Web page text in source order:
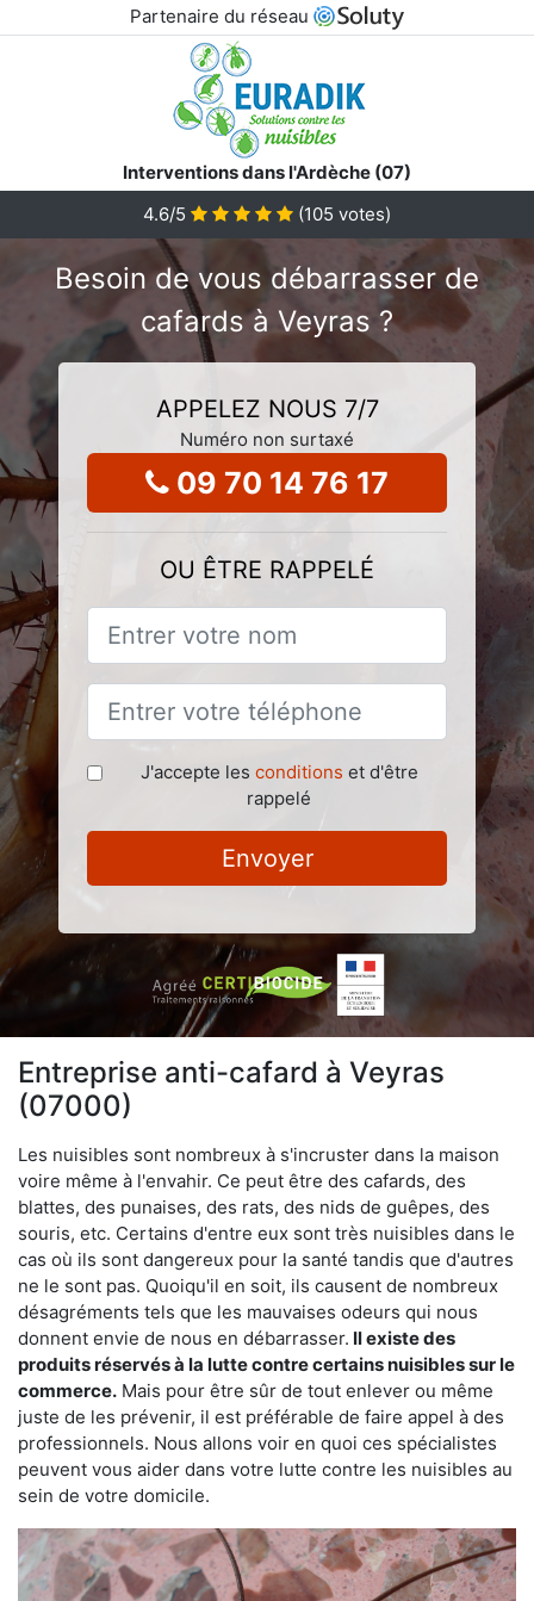
Partenaire du réseau
Interventions dans l'Ardèche (07)
4.6/5 (105 votes)
Besoin de vous débarrasser de
cafards à Veyras ?
APPELEZ NOUS 7/7
Numéro non surtaxé
09 70 14 76 17
OU ÊTRE RAPPELÉ
J'accepte les conditions et d'être
rappelé
Envoyer
Entreprise anti-cafard à Veyras
(07000)
Les nuisibles sont nombreux à s'incruster dans la maison
voire même à l'envahir. Ce peut être des cafards, des
blattes, des punaises, des rats, des nids de guêpes, des
souris, etc. Certains d'entre eux sont très nuisibles dans le
cas où ils sont dangereux pour la santé tandis que d'autres
ne le sont pas. Quoiqu'il en soit, ils causent de nombreux
désagréments tels que les mauvaises odeurs qui nous
donnent envie de nous en débarrasser. Il existe des
produits réservés à la lutte contre certains nuisibles sur le
commerce. Mais pour être sûr de tout enlever ou même
juste de les prévenir, il est préférable de faire appel à des
professionnels. Nous allons voir en quoi ces spécialistes
peuvent vous aider dans votre lutte contre les nuisibles au
sein de votre domicile.